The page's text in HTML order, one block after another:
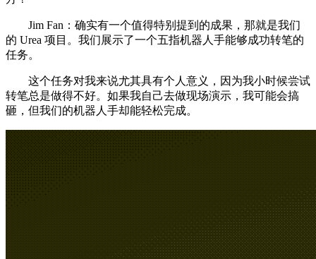
Jim Fan：确实有一个值得特别提到的成果，那就是我们
的 Urea 项目。我们展示了一个五指机器人手能够成功转笔的
任务。
这个任务对我来说尤其具有个人意义，因为我小时候尝试
转笔总是做得不好。如果我自己去做现场演示，我可能会搞
砸，但我们的机器人手却能轻松完成。